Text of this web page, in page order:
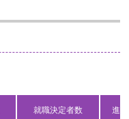
就職決定者数 進